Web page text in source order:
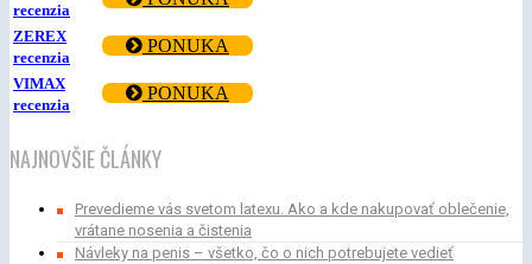
recenzia
ZEREX
recenzia
PONUKA
VIMAX
recenzia
PONUKA
NAJNOVŠIE ČLÁNKY
Prevedieme vás svetom latexu. Ako a kde nakupovať oblečenie,
vrátane nosenia a čistenia
Návleky na penis – všetko, čo o nich potrebujete vedieť